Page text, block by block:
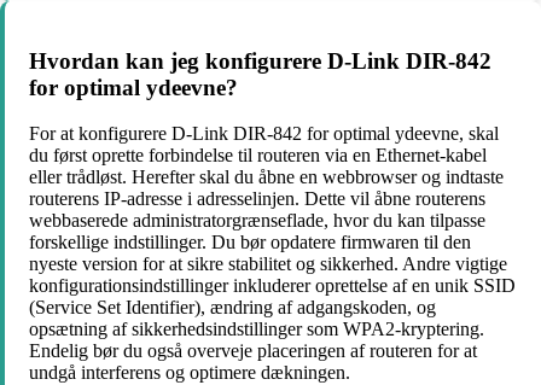
Hvordan kan jeg konfigurere D-Link DIR-842
for optimal ydeevne?
For at konfigurere D-Link DIR-842 for optimal ydeevne, skal
du først oprette forbindelse til routeren via en Ethernet-kabel
eller trådløst. Herefter skal du åbne en webbrowser og indtaste
routerens IP-adresse i adresselinjen. Dette vil åbne routerens
webbaserede administratorgrænseflade, hvor du kan tilpasse
forskellige indstillinger. Du bør opdatere firmwaren til den
nyeste version for at sikre stabilitet og sikkerhed. Andre vigtige
konfigurationsindstillinger inkluderer oprettelse af en unik SSID
(Service Set Identifier), ændring af adgangskoden, og
opsætning af sikkerhedsindstillinger som WPA2-kryptering.
Endelig bør du også overveje placeringen af routeren for at
undgå interferens og optimere dækningen.